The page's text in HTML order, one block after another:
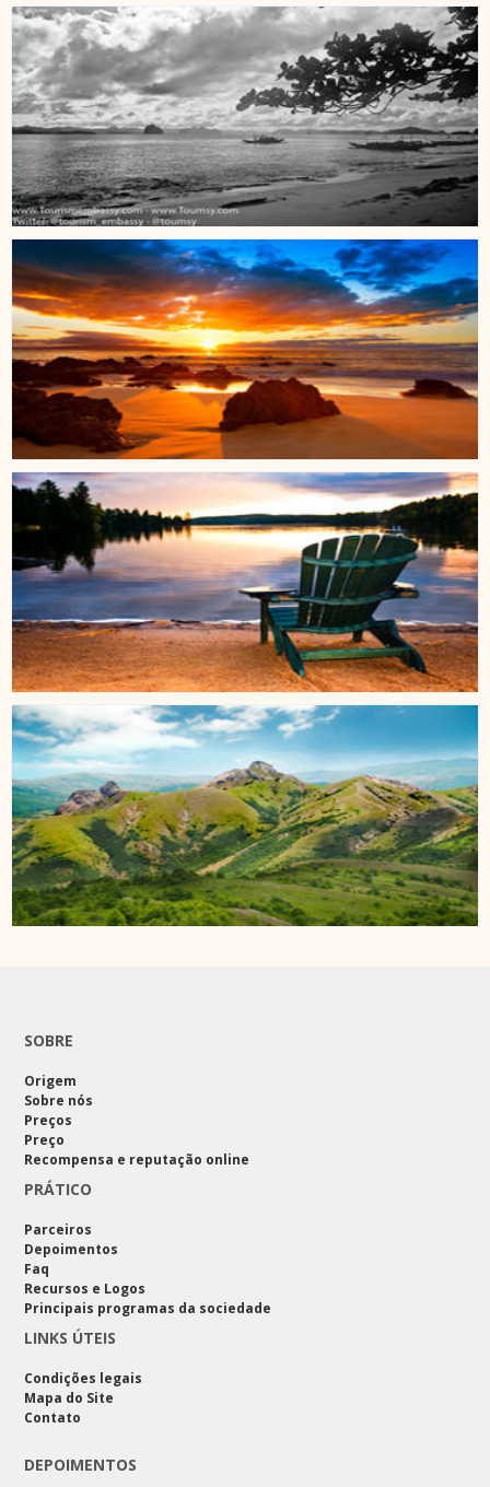
SOBRE
Origem
Sobre nós
Preços
Preço
Recompensa e reputação online
PRÁTICO
Parceiros
Depoimentos
Faq
Recursos e Logos
Principais programas da sociedade
LINKS ÚTEIS
Condições legais
Mapa do Site
Contato
DEPOIMENTOS